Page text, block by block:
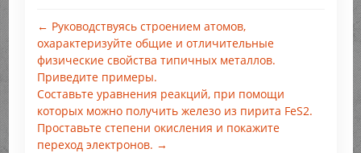
← Руководствуясь строением атомов,
охарактеризуйте общие и отличительные
физические свойства типичных металлов.
Приведите примеры.
Составьте уравнения реакций, при помощи
которых можно получить железо из пирита FeS2.
Проставьте степени окисления и покажите
переход электронов. →